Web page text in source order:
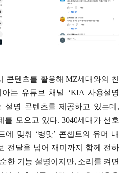
콘텐츠를 활용해 MZ세대와의 친
는 유튜브 채널 ‘KIA 사용설명
설명 콘텐츠를 제공하고 있는데,
를 모으고 있다. 3040세대가 선호
에 맞춰 ‘병맛’ 콘셉트의 유머 내
전달을 넘어 재미까지 함께 전하
한 기능 설명이지만, 소리를 켜면